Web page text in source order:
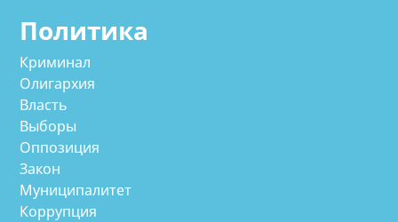
Политика
Криминал
Олигархия
Власть
Выборы
Оппозиция
Закон
Муниципалитет
Коррупция